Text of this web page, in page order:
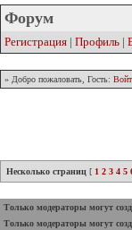
Форум
Регистрация | Профиль |
» Добро пожаловать, Гость:
Несколько страниц [ 1 2 3 4 5
Только модераторы могут
Только модераторы могут